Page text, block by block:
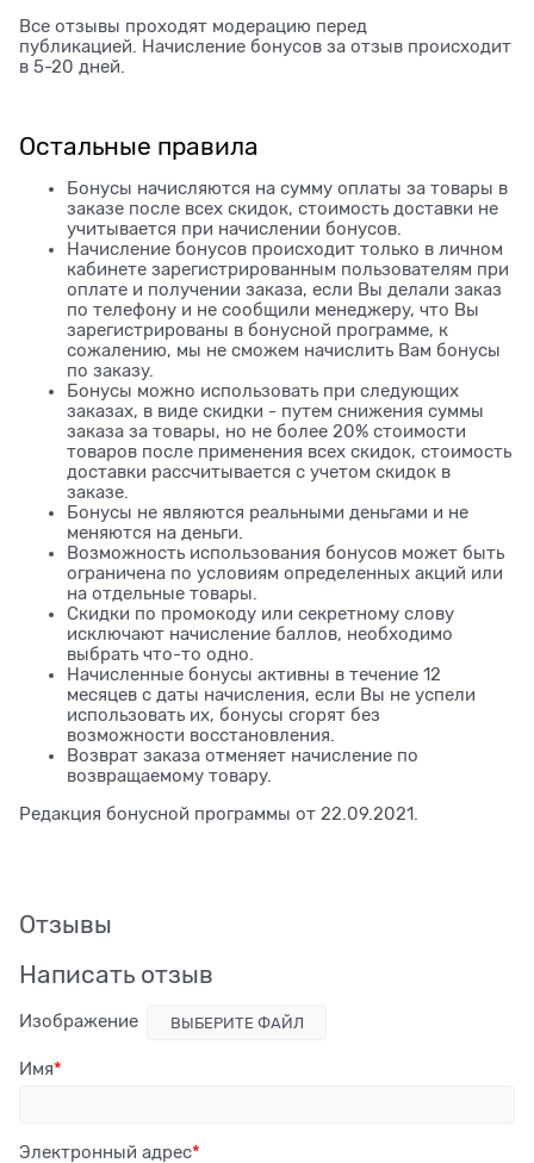
Все отзывы проходят модерацию перед
публикацией. Начисление бонусов за отзыв происходит
в 5-20 дней.
Остальные правила
Бонусы начисляются на сумму оплаты за товары в
заказе после всех скидок, стоимость доставки не
учитывается при начислении бонусов.
Начисление бонусов происходит только в личном
кабинете зарегистрированным пользователям при
оплате и получении заказа, если Вы делали заказ
по телефону и не сообщили менеджеру, что Вы
зарегистрированы в бонусной программе, к
сожалению, мы не сможем начислить Вам бонусы
по заказу.
Бонусы можно использовать при следующих
заказах, в виде скидки - путем снижения суммы
заказа за товары, но не более 20% стоимости
товаров после применения всех скидок, стоимость
доставки рассчитывается с учетом скидок в
заказе.
Бонусы не являются реальными деньгами и не
меняются на деньги.
Возможность использования бонусов может быть
ограничена по условиям определенных акций или
на отдельные товары.
Скидки по промокоду или секретному слову
исключают начисление баллов, необходимо
выбрать что-то одно.
Начисленные бонусы активны в течение 12
месяцев с даты начисления, если Вы не успели
использовать их, бонусы сгорят без
возможности восстановления.
Возврат заказа отменяет начисление по
возвращаемому товару.
Редакция бонусной программы от 22.09.2021.
Отзывы
Написать отзыв
Изображение ВЫБЕРИТЕ ФАЙЛ
Имя
Электронный адрес